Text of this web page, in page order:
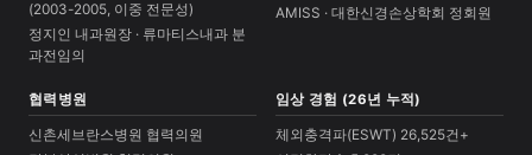
(2003-2005, 이중 전문성)
정지인 내과원장 · 류마티스내과 분
과전임의
AMISS · 대한신경손상학회 정회원
협력병원
신촌세브란스병원 협력의원
임상 경험 (26년 누적)
체외충격파(ESWT) 26,525건+